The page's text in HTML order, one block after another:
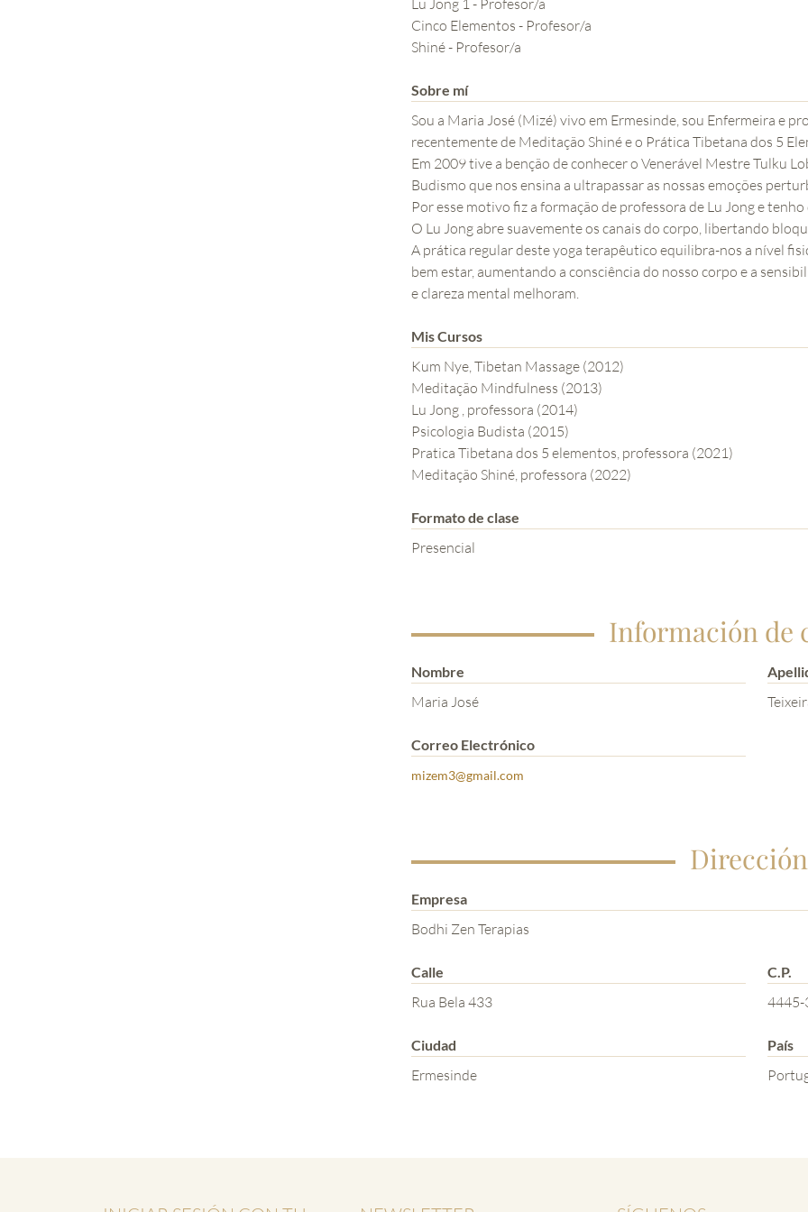
Lu Jong 1 - Profesor/a
Cinco Elementos - Profesor/a
Shiné - Profesor/a
Sobre mí
Sou a Maria José (Mizé) vivo em Ermesinde, sou Enfermeira e
recentemente de Meditação Shiné e o Prática Tibetana dos 5
Em 2009 tive a benção de conhecer o Venerável Mestre Tulku
Budismo que nos ensina a ultrapassar as nossas emoções
Por esse motivo fiz a formação de professora de Lu Jong e
O Lu Jong abre suavemente os canais do corpo, libertando
A prática regular deste yoga terapêutico equilibra-nos a nível
bem estar, aumentando a consciência do nosso corpo e a sensibilidade interior, bem como a nossa concentração
e clareza mental melhoram.
Mis Cursos
Kum Nye, Tibetan Massage (2012)
Meditação Mindfulness (2013)
Lu Jong , professora (2014)
Psicologia Budista (2015)
Pratica Tibetana dos 5 elementos, professora (2021)
Meditação Shiné, professora (2022)
Formato de clase
Presencial
Información de
Nombre
Maria José
Correo Electrónico
mizem3@gmail.com
Empresa
Bodhi Zen Terapias
Calle
Rua Bela 433
C.P.
4445-
Ciudad
Ermesinde
País